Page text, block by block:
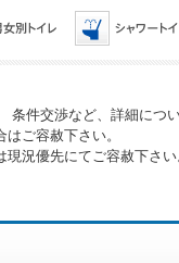
件交渉など、詳細につ
ご容赦下さい。
況優先にてご容赦下さい